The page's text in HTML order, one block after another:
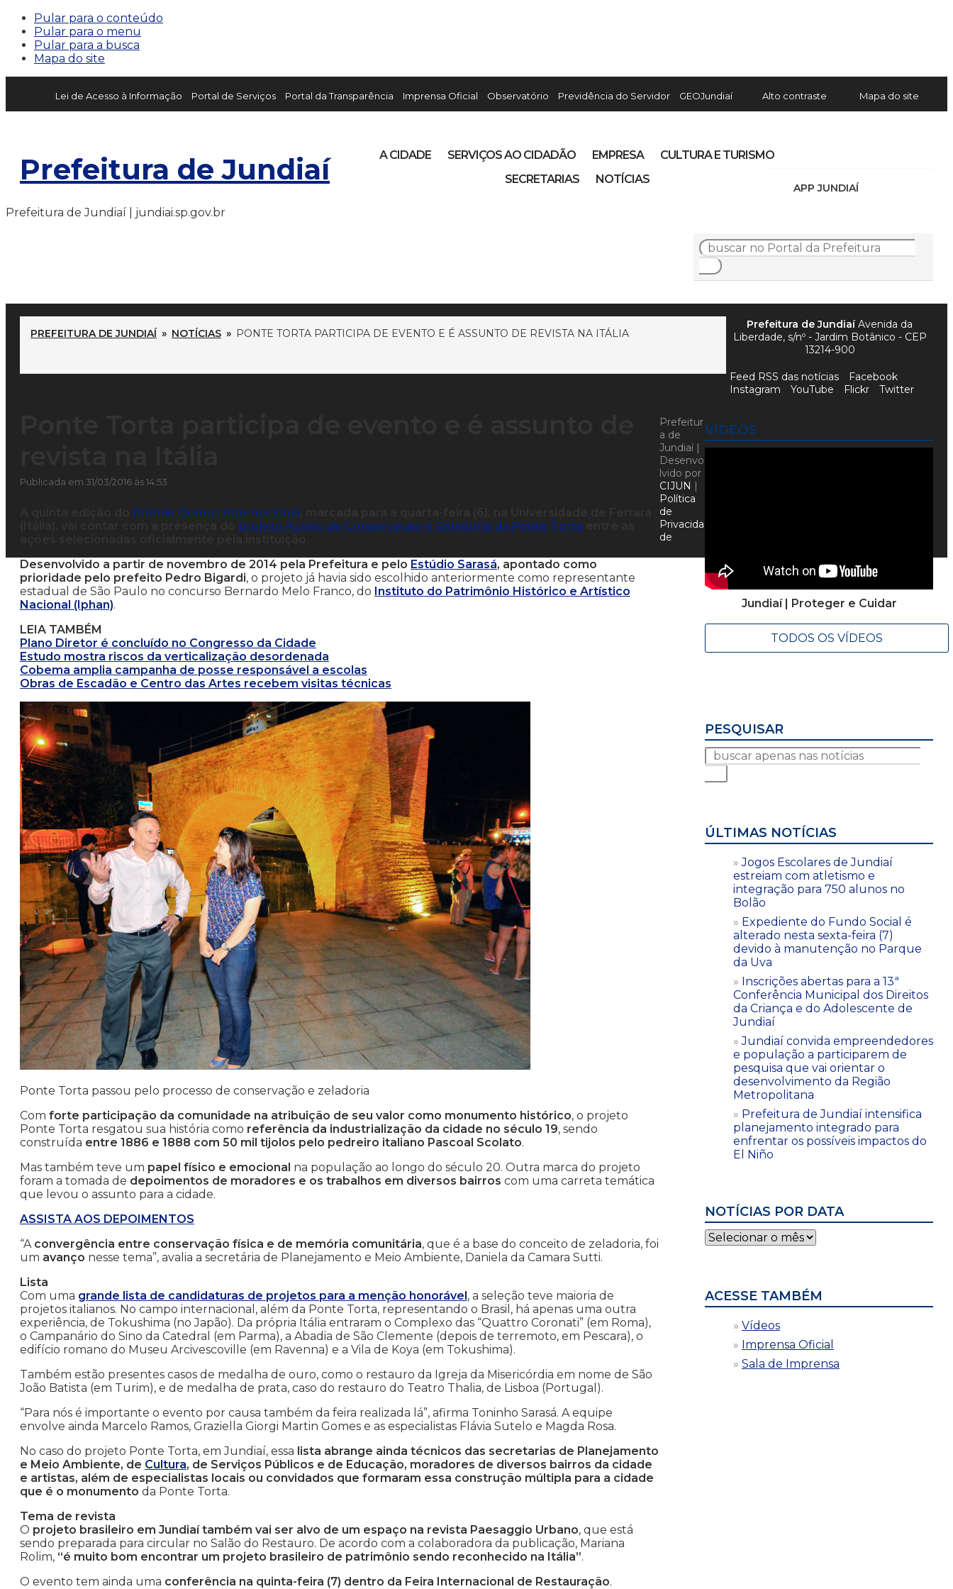
Pular para o conteúdo
Pular para o menu
Pular para a busca
Mapa do site
Lei de Acesso à Informação Portal de Serviços Portal da Transparência Imprensa Oficial Observatório Previdência do Servidor GEOJundiaí Alto contraste Mapa do site
Prefeitura de Jundiaí
APP JUNDIAÍ
A CIDADE SERVIÇOS AO CIDADÃO EMPRESA
CULTURA E TURISMO
SECRETARIAS
NOTÍCIAS
Prefeitura de Jundiaí | jundiai.sp.gov.br
PREFEITURA DE JUNDIAÍ » NOTÍCIAS » PONTE TORTA PARTICIPA DE EVENTO E É ASSUNTO DE REVISTA NA ITÁLIA
Publicada em 31/03/2016 às 14:53
Prêmio Domus Internacional
projeto Ações de Conservação e Zeladoria da Ponte Torta
Desenvolvido a partir de novembro de 2014 pela Prefeitura e pelo Estúdio Sarasá, apontado como
prioridade pelo prefeito Pedro Bigardi, o projeto já havia sido escolhido anteriormente como representante
estadual de São Paulo no concurso Bernardo Melo Franco, do Instituto do Patrimônio Histórico e Artístico
Nacional (Iphan).
LEIA TAMBÉM
Plano Diretor é concluído no Congresso da Cidade
Estudo mostra riscos da verticalização desordenada
Cobema amplia campanha de posse responsável a escolas
Obras de Escadão e Centro das Artes recebem visitas técnicas
Ponte Torta passou pelo processo de conservação e zeladoria
Com forte participação da comunidade na atribuição de seu valor como monumento histórico, o projeto
Ponte Torta resgatou sua história como referência da industrialização da cidade no século 19, sendo
construída entre 1886 e 1888 com 50 mil tijolos pelo pedreiro italiano Pascoal Scolato.
Mas também teve um papel físico e emocional na população ao longo do século 20. Outra marca do projeto
foram a tomada de depoimentos de moradores e os trabalhos em diversos bairros com uma carreta temática
que levou o assunto para a cidade.
ASSISTA AOS DEPOIMENTOS
“A convergência entre conservação física e de memória comunitária, que é a base do conceito de zeladoria, foi
um avanço nesse tema”, avalia a secretária de Planejamento e Meio Ambiente, Daniela da Camara Sutti.
Lista
Com uma grande lista de candidaturas de projetos para a menção honorável, a seleção teve maioria de
projetos italianos. No campo internacional, além da Ponte Torta, representando o Brasil, há apenas uma outra
experiência, de Tokushima (no Japão). Da própria Itália entraram o Complexo das “Quattro Coronati” (em Roma),
o Campanário do Sino da Catedral (em Parma), a Abadia de São Clemente (depois de terremoto, em Pescara), o
edifício romano do Museu Arcivescoville (em Ravenna) e a Vila de Koya (em Tokushima).
Também estão presentes casos de medalha de ouro, como o restauro da Igreja da Misericórdia em nome de São
João Batista (em Turim), e de medalha de prata, caso do restauro do Teatro Thalia, de Lisboa (Portugal).
“Para nós é importante o evento por causa também da feira realizada lá”, afirma Toninho Sarasá. A equipe
envolve ainda Marcelo Ramos, Graziella Giorgi Martin Gomes e as especialistas Flávia Sutelo e Magda Rosa.
No caso do projeto Ponte Torta, em Jundiaí, essa lista abrange ainda técnicos das secretarias de Planejamento
e Meio Ambiente, de Cultura, de Serviços Públicos e de Educação, moradores de diversos bairros da cidade
e artistas, além de especialistas locais ou convidados que formaram essa construção múltipla para a cidade
que é o monumento da Ponte Torta.
Tema de revista
O projeto brasileiro em Jundiaí também vai ser alvo de um espaço na revista Paesaggio Urbano, que está
sendo preparada para circular no Salão do Restauro. De acordo com a colaboradora da publicação, Mariana
Rolim, “é muito bom encontrar um projeto brasileiro de patrimônio sendo reconhecido na Itália”.
O evento tem ainda uma conferência na quinta-feira (7) dentro da Feira Internacional de Restauração.
VÍDEOS
Jundiaí | Proteger e Cuidar
TODOS OS VÍDEOS
PESQUISAR
ÚLTIMAS NOTÍCIAS
Jogos Escolares de Jundiaí
estreiam com atletismo e
integração para 750 alunos no
Bolão
Expediente do Fundo Social é
alterado nesta sexta-feira (7)
devido à manutenção no Parque
da Uva
Inscrições abertas para a 13ª
Conferência Municipal dos Direitos
da Criança e do Adolescente de
Jundiaí
Jundiaí convida empreendedores
e população a participarem de
pesquisa que vai orientar o
desenvolvimento da Região
Metropolitana
Prefeitura de Jundiaí intensifica
planejamento integrado para
enfrentar os possíveis impactos do
El Niño
NOTÍCIAS POR DATA
Notícias
por
ACESSE TAMBÉM
Vídeos
Imprensa Oficial
Sala de Imprensa
Prefeitura de JundiaíAvenida da
Liberdade, s/nº - Jardim Botânico - CEP
13214-900
Feed RSS das notícias
Facebook
Instagram
YouTube Flickr Twitter
Prefeitur
a de
Jundiaí |
Desenvo
lvido por
CIJUN |
Política
de
Privacida
de